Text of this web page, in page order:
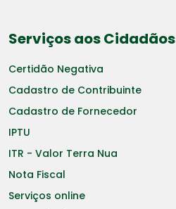
Serviços aos Cidadãos
Certidão Negativa
Cadastro de Contribuinte
Cadastro de Fornecedor
IPTU
ITR - Valor Terra Nua
Nota Fiscal
Serviços online